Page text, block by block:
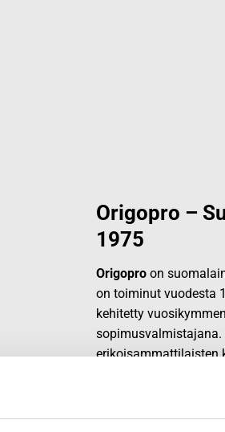
Origopro –
1975
Origopro on
on toiminut vuodesta
kehitetty
sopimusvalmistajana.
erikoisammattilaisten